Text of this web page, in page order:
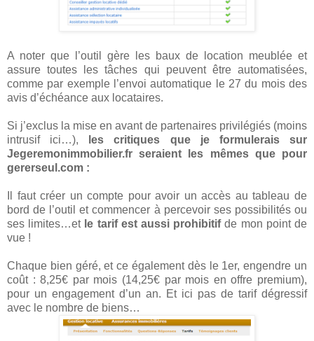
A noter que l’outil gère les baux de location meublée et
assure toutes les tâches qui peuvent être automatisées,
comme par exemple l’envoi automatique le 27 du mois des
avis d’échéance aux locataires.
Si j’exclus la mise en avant de partenaires privilégiés (moins
intrusif ici…),
les critiques que je formulerais sur
Jegeremonimmobilier.fr seraient les mêmes que pour
gererseul.com :
Il faut créer un compte pour avoir un accès au tableau de
bord de l’outil et commencer à percevoir ses possibilités ou
ses limites…et le tarif est aussi prohibitifde mon point de
vue !
Chaque bien géré, et ce également dès le 1er, engendre un
coût : 8,25€ par mois (14,25€ par mois en offre premium),
pour un engagement d’un an. Et ici pas de tarif dégressif
avec le nombre de biens…